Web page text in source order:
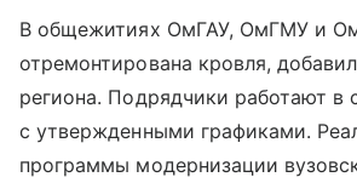
В общежитиях ОмГАУ, ОмГМУ и
отремонтирована кровля,
региона. Подрядчики работают в
с утвержденными графиками.
программы модернизации